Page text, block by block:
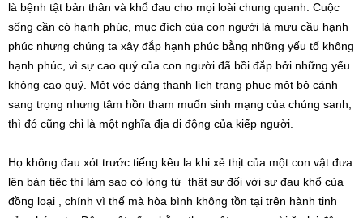
là bệnh tật bản thân và khổ đau cho mọi loài chung quanh. Cuộc
sống cần có hạnh phúc, mục đích của con người là mưu cầu hạnh
phúc nhưng chúng ta xây đắp hạnh phúc bằng những yếu tố không
hạnh phúc, vì sự cao quý của con người đã bồi đắp bởi những yếu
không cao quý. Một vóc dáng thanh lịch trang phục một bộ cánh
sang trọng nhưng tâm hồn tham muốn sinh mạng của chúng sanh,
thì đó cũng chỉ là một nghĩa địa di động của kiếp người.
Họ không đau xót trước tiếng kêu la khi xẻ thịt của một con vật đưa
lên bàn tiệc thì làm sao có lòng từ thật sự đối với sự đau khổ của
đồng loại , chính vì thế mà hòa bình không tồn tại trên hành tinh